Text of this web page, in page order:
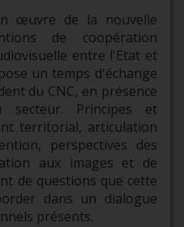
œuvre de la nouvelle
de coopération
entre l'Etat et
un temps d'échange
du CNC, en présence
secteur. Principes et
territorial, articulation
perspectives des
aux images et de
de questions que cette
dans un dialogue
présents.